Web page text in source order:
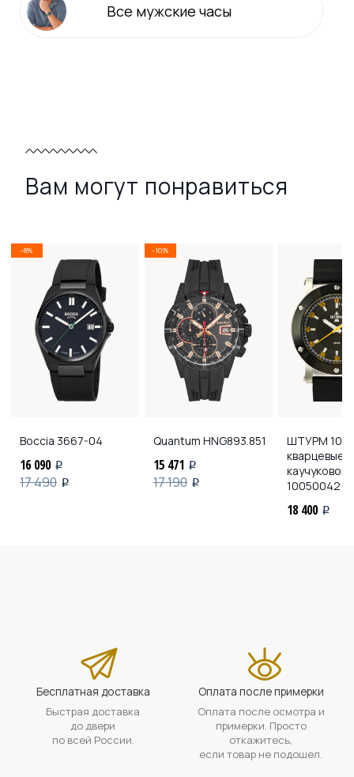
Все мужские часы
Вам могут понравиться
-8%
Boccia 3667-04
16 090 i
17 490 i
-10%
Quantum HNG893.851
15 471 i
17 190 i
ШТУРМ
кварцевые
10050042
18 400 i
Бесплатная доставка
Быстрая доставка
до двери
по всей России.
Оплата после примерки
Оплата после осмотра и
примерки. Просто
откажитесь,
если товар не подошел.